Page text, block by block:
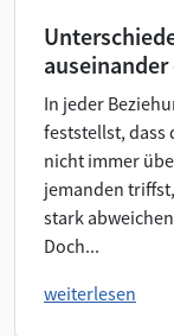
auseinander
In jeder
feststellst, dass
nicht immer
jemanden
stark
Doch...
weiterlesen